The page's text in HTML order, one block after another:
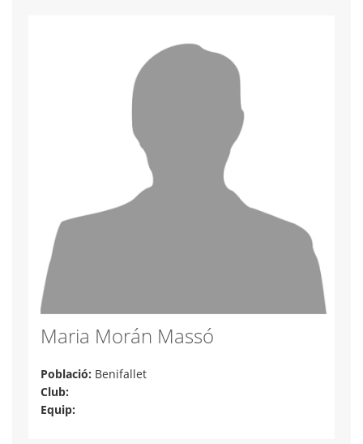
Maria Morán Massó
Població: Benifallet
Club:
Equip: